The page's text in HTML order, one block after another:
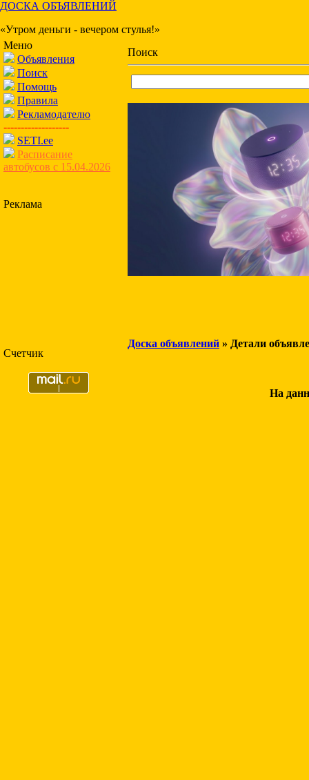
ДОСКА ОБЪЯВЛЕНИЙ
«Утром деньги - вечером стулья!»
Меню
Объявления
Поиск
Помощь
Правила
Рекламодателю
-------------------
SETI.ee
Расписание
автобусов с 15.04.2026
Реклама
Счетчик
Поиск
Доска объявлений » Детали
На